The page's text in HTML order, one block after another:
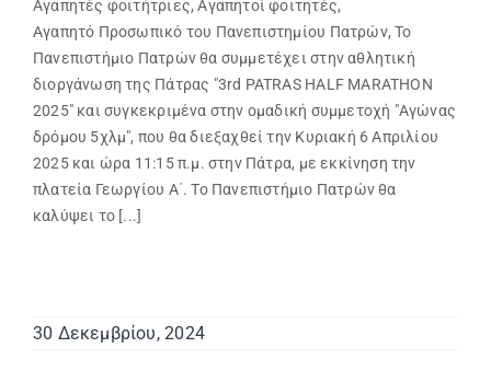
Αγαπητές φοιτήτριες, Αγαπητοί φοιτητές,
Αγαπητό Προσωπικό του Πανεπιστημίου Πατρών, Το
Πανεπιστήμιο Πατρών θα συμμετέχει στην αθλητική
διοργάνωση της Πάτρας "3rd PATRAS HALF MARATHON
2025" και συγκεκριμένα στην ομαδική συμμετοχή "Αγώνας
δρόμου 5χλμ", που θα διεξαχθεί την Κυριακή 6 Απριλίου
2025 και ώρα 11:15 π.μ. στην Πάτρα, με εκκίνηση την
πλατεία Γεωργίου Α΄. Το Πανεπιστήμιο Πατρών θα
καλύψει το [...]
30 Δεκεμβρίου, 2024